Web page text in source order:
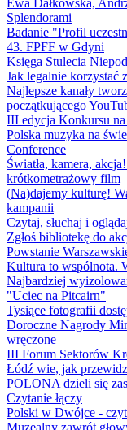
Splendorami
Badanie "Profil
43. FPFF w Gdyni
Księga Stulecia
Jak legalnie korzystać
Najlepsze kanały
początkującego
III edycja Konkursu
Polska muzyka na
Conference
Światła, kamera,
krótkometrażowy film
(Na)dajemy kulturę!
kampanii
Czytaj, słuchaj i
Zgłoś bibliotekę do
Powstanie
Kultura to wspólnota.
Najbardziej
"Uciec na Pitcairn"
Tysiące fotografii
Doroczne Nagrody
wręczone
III Forum Sektorów
Łódź wie, jak
POLONA dzieli się
Czytanie łączy
Polski w Dwójce -
Muzealny zawrót